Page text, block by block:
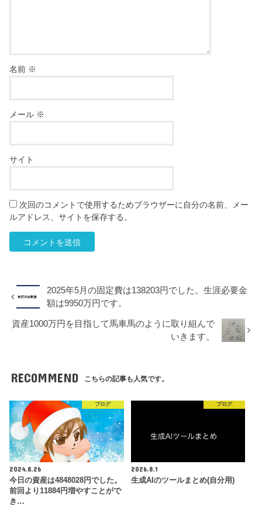
名前 ※
メール ※
サイト
次回のコメントで使用するためブラウザーに自分の名前、メー
ルアドレス、サイトを保存する。
2025年5月の固定費は138203円でした。生涯必要金
額は9950万円です。
資産1000万円を目指して馬車馬のように取り組んで
いきます。
RECOMMEND こちらの記事も人気です。
ブログ
2024.8.26
今日の資産は4848028円でした。
前回より11884円増やすことがで
き…
ブログ
2026.8.1
生成AIのツールまとめ(自分用)